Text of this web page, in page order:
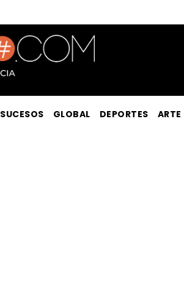
SUCESOS GLOBAL DEPORTES ARTE